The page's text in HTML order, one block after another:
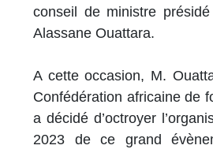
conseil de ministre
Alassane Ouattara.
A cette occasion, M.
Confédération africaine de
a décidé d’octroyer
2023 de ce grand